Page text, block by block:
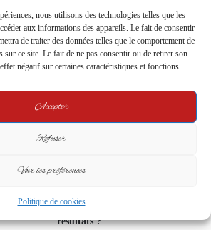
nous utilisons des technologies telles que les
aux informations des appareils. Le fait de consentir
de traiter des données telles que le comportement de
ce site. Le fait de ne pas consentir ou de retirer son
négatif sur certaines caractéristiques et fonctions.
Accepter
Refuser
Voir les préférences
Politique de cookies
By-Nze Brise le Silence : Un
au Peuple Sans Filtre !
par province, mais où sont les
résultats ?